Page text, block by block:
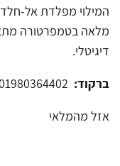
מלאה בטמפרטורה
דיגיטלי.
ברקוד:
אזל מהמלאי